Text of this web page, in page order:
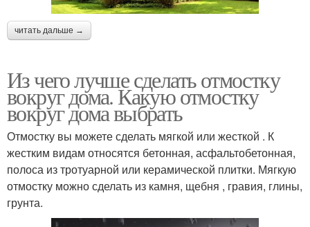
читать дальше →
Из чего лучше сделать отмостку
вокруг дома. Какую отмостку
вокруг дома выбрать
Отмостку вы можете сделать мягкой или жесткой . К
жестким видам относятся бетонная, асфальтобетонная,
полоса из тротуарной или керамической плитки. Мягкую
отмостку можно сделать из камня, щебня , гравия, глины,
грунта.